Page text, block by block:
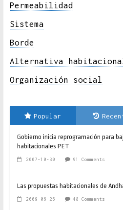
Permeabilidad
Sistema
Borde
Alternativa
Organización social
Popular
Gobierno inicia reprogramación para
habitacionales PET
2007-10-30 91 Comments
Las propuestas habitacionales de
2009-06-26 48 Comments